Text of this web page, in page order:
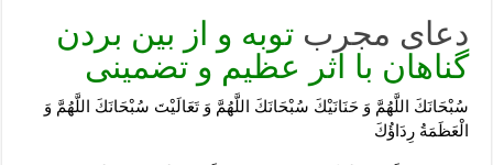
دعای مجرب توبه و از بین بردن
گناهان با اثر عظیم و تضمینی
سُبْحَانَكَ اللَّهُمَّ وَ حَنَانَيْكَ سُبْحَانَكَ اللَّهُمَّ وَ تَعَالَيْتَ سُبْحَانَكَ اللَّهُمَّ وَ
الْعَظَمَةُ رِدَاؤُكَ